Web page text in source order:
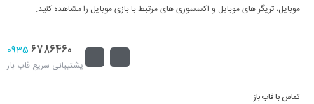
موبایل، تریگر های موبایل و اکسسوری های مرتبط با بازی موبایل را مشاهده کنید.
6786460
0935
پشتیبانی سریع قاب باز
تماس با قاب باز